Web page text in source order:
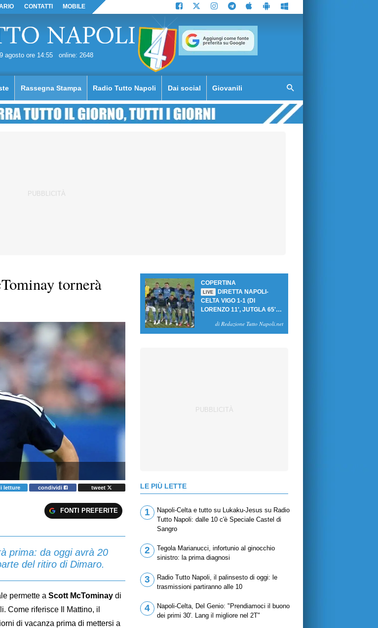
CONTATTI MOBILE
9 agosto ore 14:55 online: 2648
Rassegna Stampa Radio Tutto Napoli Dai social Giovanili
tornerà
letture condividi tweet
FONTI PREFERITE
prima: da oggi avrà 20
del ritiro di Dimaro.
permette a Scott McTominay di
Come riferisce Il Mattino, il
di vacanza prima di mettersi a
COPERTINA
LIVE
DIRETTA NAPOLI-
CELTA VIGO 1-1 (DI
LORENZO 11', JUTGLA 65'):
BRUYNE NEGA LA
di Redazione Tutto Napoli.net
LE PIÙ LETTE
1
Napoli-Celta e tutto su Lukaku-Jesus su Radio
Tutto Napoli: dalle 10 c'è Speciale Castel di
Sangro
2
Tegola Marianucci, infortunio al ginocchio
sinistro: la prima diagnosi
3
Radio Tutto Napoli, il palinsesto di oggi: le
trasmissioni partiranno alle 10
4
Napoli-Celta, Del Genio: "Prendiamoci il buono
dei primi 30'. Lang il migliore nel 2T"